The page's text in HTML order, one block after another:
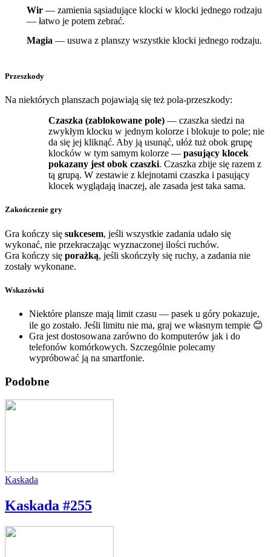
Wir — zamienia sąsiadujące klocki w klocki jednego rodzaju
— łatwo je potem zebrać.
Magia — usuwa z planszy wszystkie klocki jednego rodzaju.
Przeszkody
Na niektórych planszach pojawiają się też pola-przeszkody:
Czaszka (zablokowane pole) — czaszka siedzi na
zwykłym klocku w jednym kolorze i blokuje to pole; nie
da się jej kliknąć. Aby ją usunąć, ułóż tuż obok grupę
klocków w tym samym kolorze — pasujący klocek
pokazany jest obok czaszki. Czaszka zbije się razem z
tą grupą. W zestawie z klejnotami czaszka i pasujący
klocek wyglądają inaczej, ale zasada jest taka sama.
Zakończenie gry
Gra kończy się sukcesem, jeśli wszystkie zadania udało się
wykonać, nie przekraczając wyznaczonej ilości ruchów.
Gra kończy się porażką, jeśli skończyły się ruchy, a zadania nie
zostały wykonane.
Wskazówki
Niektóre plansze mają limit czasu — pasek u góry pokazuje,
ile go zostało. Jeśli limitu nie ma, graj we własnym tempie 😊
Gra jest dostosowana zarówno do komputerów jak i do
telefonów komórkowych. Szczególnie polecamy
wypróbować ją na smartfonie.
Podobne
Kaskada
Kaskada #255